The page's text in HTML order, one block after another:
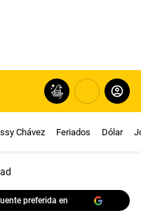
Chávez Feriados Dólar
preferida en